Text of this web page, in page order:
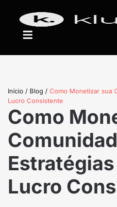
Início / Blog / Como Monetizar sua
Lucro Consistente
Como
Lucro